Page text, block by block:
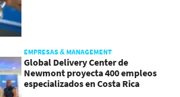
EMPRESAS & MANAGEMENT
Global Delivery Center de
Newmont proyecta 400 empleos
especializados en Costa Rica